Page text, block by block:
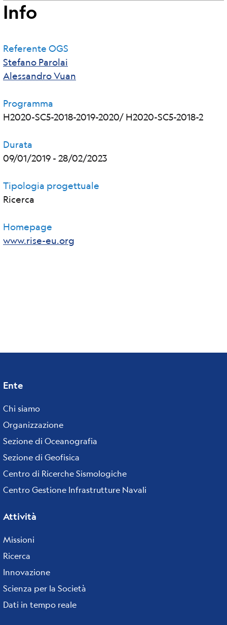
Info
Referente OGS
Stefano Parolai
Alessandro Vuan
Programma
H2020-SC5-2018-2019-2020/ H2020-SC5-2018-2
Durata
09/01/2019 - 28/02/2023
Tipologia progettuale
Ricerca
Homepage
www.rise-eu.org
Footer
menu
Ente
Chi siamo
Organizzazione
Sezione di Oceanografia
Sezione di Geofisica
Centro di Ricerche Sismologiche
Centro Gestione Infrastrutture Navali
Attività
Missioni
Ricerca
Innovazione
Scienza per la Società
Dati in tempo reale